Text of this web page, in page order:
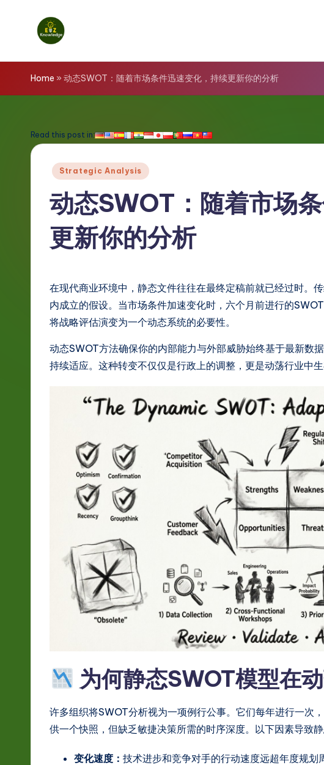
E
z
n
Home » 动态SWOT：随着市场条件迅速变化，持续更新你的分析
Read this post in:
Posted
Strategic Analysis
动态SWOT：随着市场
更新你的分析
在现代商业环境中，静态文件往往在最终定稿前就已经过时。
内成立的假设。当市场条件加速变化时，六个月前进行的
将战略评估演变为一个动态系统的必要性。
动态SWOT方法确保你的内部能力与外部威胁始终基于最新数
持续适应。这种转变不仅仅是行政上的调整，更是动荡行业中生
为何静态SWOT模型在
许多组织将SWOT分析视为一项例行公事。它们每年进行一次
供一个快照，但缺乏敏捷决策所需的时序深度。以下因素导致
变化速度： 技术进步和竞争对手的行动速度远超年度规划